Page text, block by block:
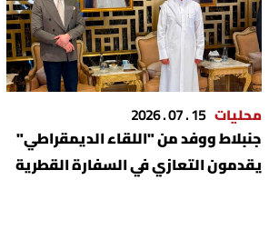
محليات 15 . 07 . 2026
جنبلاط ووفد من "اللقاء الديمقراطي"
يقدمون التعازي في السفارة القطرية